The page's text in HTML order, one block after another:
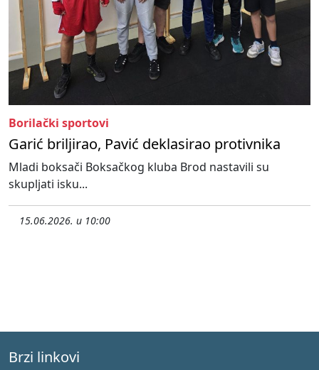
Borilački sportovi
Garić briljirao, Pavić deklasirao protivnika
Mladi boksači Boksačkog kluba Brod nastavili su
skupljati isku...
15.06.2026. u 10:00
Brzi linkovi